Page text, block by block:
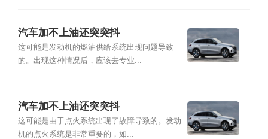
汽车加不上油还突突抖
这可能是发动机的燃油供给系统出现问题导致
的。出现这种情况后，应该去专业...
汽车加不上油还突突抖
这可能是由于点火系统出现了故障导致的。发动
机的点火系统是非常重要的，如...